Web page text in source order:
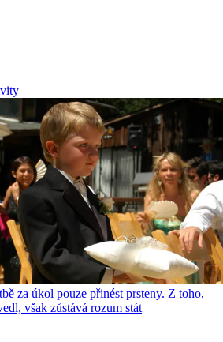
za úkol pouze přinést prsteny. Z toho,
však zůstává rozum stát